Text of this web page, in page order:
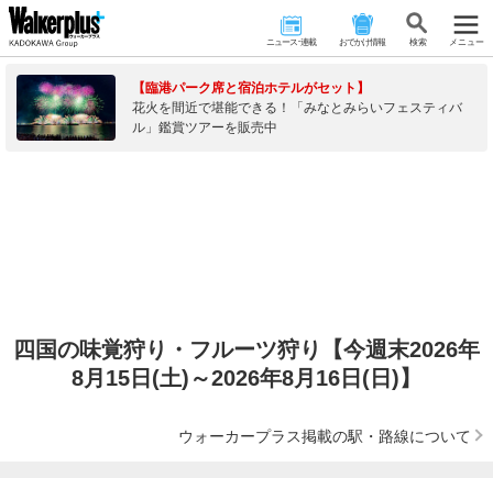
ニュース･連載 おでかけ情報 検 索 メニュー
【臨港パーク席と宿泊ホテルがセット】
花火を間近で堪能できる！「みなとみらいフェスティバ
ル」鑑賞ツアーを販売中
四国の味覚狩り・フルーツ狩り【今週末2026年
8月15日(土)～2026年8月16日(日)】
ウォーカープラス掲載の駅・路線について